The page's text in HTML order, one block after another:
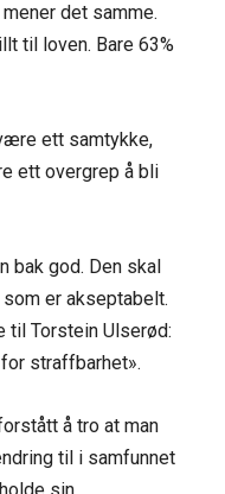
det samme.
til loven. Bare 63%
ett samtykke,
ett overgrep å bli
bak god. Den skal
er akseptabelt.
til Torstein Ulserød:
straffbarhet».
å tro at man
til i samfunnet